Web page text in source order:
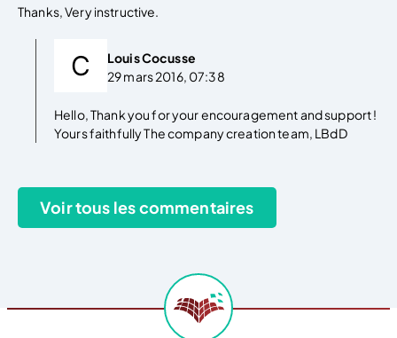
Thanks, Very instructive.
Louis Cocusse
29 mars 2016, 07:38
Hello, Thank you for your encouragement and support !
Yours faithfully The company creation team, LBdD